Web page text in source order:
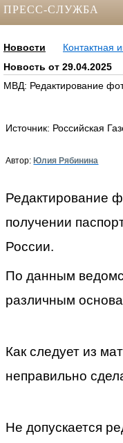
ПРЕСС-СЛУЖБА
Новости
Контактная
Новость от 29.04.2025
МВД: Редактирование
Источник: Российская
Автор:Юлия Рябинина
Редактирование
получении
России.
По данным
различным
Как следует из
неправильно
Не допускается